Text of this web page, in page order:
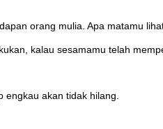
orang mulia. Apa matamu
kalau sesamamu telah
engkau akan tidak hilang.